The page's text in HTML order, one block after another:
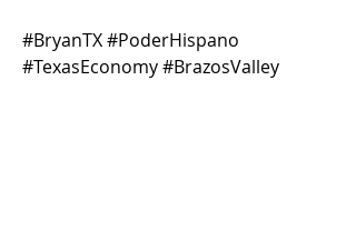
#BryanTX #PoderHispano
#TexasEconomy #BrazosValley